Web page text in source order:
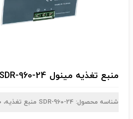
منبع تغذیه مینول SDR-960-24
شناسه محصول: SDR-960-24 منبع تغذیه، 960 وات ، 24 ولت، 40 آمپر